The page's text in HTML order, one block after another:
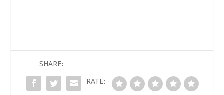
b
o
r A
p
ra
SHARE:
RATE: